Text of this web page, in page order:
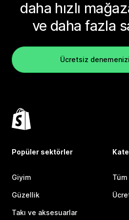
daha hızlı
ve daha fazla
Ücretsiz
Popüler sektörler
Giyim
Güzellik
Takı ve aksesuarlar